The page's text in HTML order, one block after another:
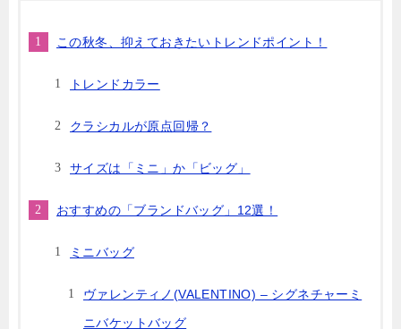
この秋冬、抑えておきたいトレンドポイント！
トレンドカラー
クラシカルが原点回帰？
サイズは「ミニ」か「ビッグ」
おすすめの「ブランドバッグ」12選！
ミニバッグ
ヴァレンティノ(VALENTINO) – シグネチャーミ
ニバケットバッグ